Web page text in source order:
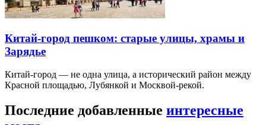
Китай-город пешком: старые улицы, храмы и
Зарядье
Китай-город — не одна улица, а исторический район между
Красной площадью, Лубянкой и Москвой-рекой.
Последние добавленные интересные